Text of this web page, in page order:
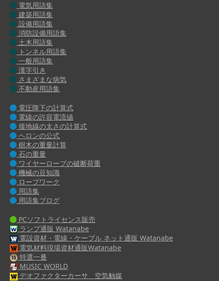
電気用語集
建築用語集
設備用語集
消防設備用語集
土木用語集
トンネル用語集
一般用語集
漢字引き
さまざまな病気
不動産用語集
電圧降下の計算式
電線の許容電流値
接地線の太さの計算式
ヘロンの公式
樹木の重量計算
石の重量
ワイヤーロープの破断荷重
機械の豆知識
ロープワーク
用語集
用語集ブログ
PCソフトライセンス販売
ランプ通販 Watanabe
電設資材・電線・ケーブル ネット通販 Watanabe
電気材料現場資材通販Watanabe
特選一番
MUSIC WORLD
デオファクターカーサ 空気触媒